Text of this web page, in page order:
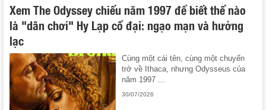
Xem The Odyssey chiếu năm 1997 để biết thế nào
là "dân chơi" Hy Lạp cổ đại: ngạo mạn và hưởng
lạc
Cùng một cái tên, cùng một chuyến
trở về Ithaca, nhưng Odysseus của
năm 1997 ...
30/07/2026